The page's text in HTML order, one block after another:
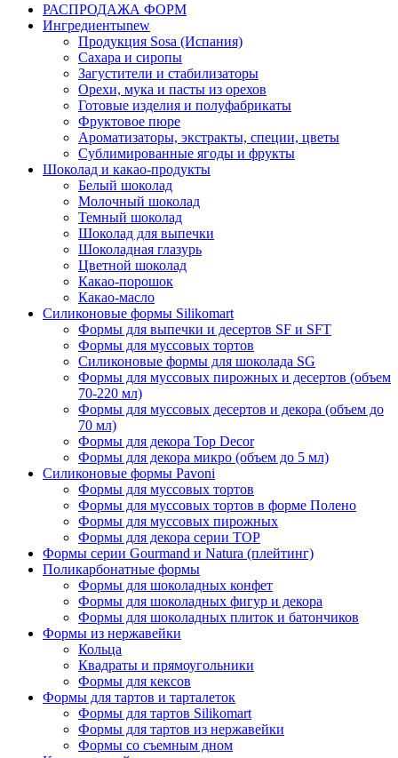
РАСПРОДАЖА ФОРМ
Ингредиентыnew
Продукция Sosa (Испания)
Сахара и сиропы
Загустители и стабилизаторы
Орехи, мука и пасты из орехов
Готовые изделия и полуфабрикаты
Фруктовое пюре
Ароматизаторы, экстракты, специи, цветы
Сублимированные ягоды и фрукты
Шоколад и какао-продукты
Белый шоколад
Молочный шоколад
Темный шоколад
Шоколад для выпечки
Шоколадная глазурь
Цветной шоколад
Какао-порошок
Какао-масло
Силиконовые формы Silikomart
Формы для выпечки и десертов SF и SFT
Формы для муссовых тортов
Силиконовые формы для шоколада SG
Формы для муссовых пирожных и десертов (объем
70-220 мл)
Формы для муссовых десертов и декора (объем до
70 мл)
Формы для декора Top Decor
Формы для декора микро (объем до 5 мл)
Силиконовые формы Pavoni
Формы для муссовых тортов
Формы для муссовых тортов в форме Полено
Формы для муссовых пирожных
Формы для декора серии TOP
Формы серии Gourmand и Natura (плейтинг)
Поликарбонатные формы
Формы для шоколадных конфет
Формы для шоколадных фигур и декора
Формы для шоколадных плиток и батончиков
Формы из нержавейки
Кольца
Квадраты и прямоугольники
Формы для кексов
Формы для тартов и тарталеток
Формы для тартов Silikomart
Формы для тартов из нержавейки
Формы со съемным дном